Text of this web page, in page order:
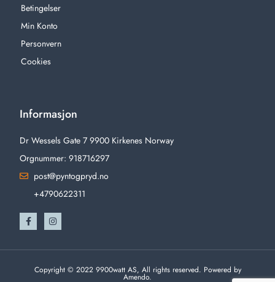
Betingelser
Min Konto
Personvern
Cookies
Informasjon
Dr Wessels Gate 7 9900 Kirkenes Norway
Orgnummer: 918716297
post@pyntogpryd.no
+4790622311
Copyright © 2022 9900watt AS, All rights reserved. Powered by
Amendo.